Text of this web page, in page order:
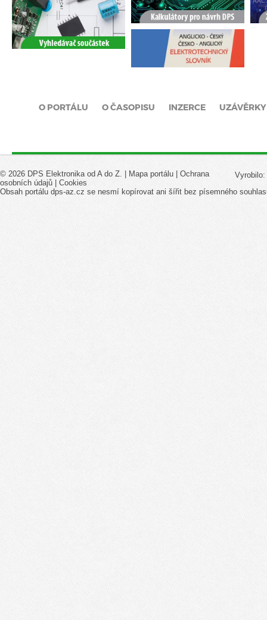
O PORTÁLU O ČASOPISU INZERCE UZÁVĚRKY
Vyrobilo:
© 2026 DPS Elektronika od A do Z. | Mapa portálu | Ochrana
osobních údajů | Cookies
Obsah portálu dps-az.cz se nesmí kopírovat ani šířit bez písemného